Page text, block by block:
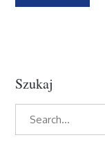
Szukaj